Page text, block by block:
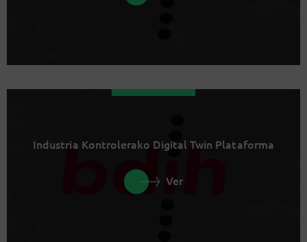
Industria Kontrolerako Digital Twin Plataforma
Ver